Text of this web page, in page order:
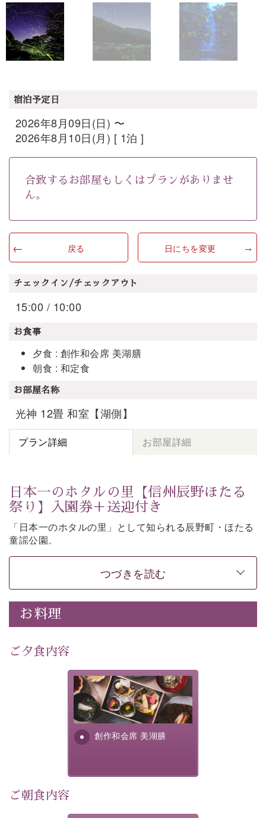
宿泊予定日
2026年8月09日(日) 〜
2026年8月10日(月) [ 1泊 ]
合致するお部屋もしくはプランがありませ
ん。
戻る 日にちを変更
チェックイン/チェックアウト
15:00 / 10:00
お食事
夕食 : 創作和会席 美湖膳
朝食 : 和定食
お部屋名称
光神 12畳 和室【湖側】
プラン詳細 お部屋詳細
日本一のホタルの里【信州辰野ほたる
祭り】入園券＋送迎付き
「日本一のホタルの里」として知られる辰野町・ほたる
童謡公園。
そこで開催される【信州辰野ほたる祭り】への送迎と入
園券がついた期間限定プランをご用意いたしました。
ホタルが織りなす幻想的な光景。昨年は多い日で1日
4,000匹以上のホタルが観測されました。（出典・画
：辰野町）
自然豊かな信州ならではの風情をご体験ください。
宿泊期間:2026年6月13日～21日
【スケジュール】
17：30 ご夕食
19：10 お隣の「ホテル紅や」ロビー集合
19：20 出発（近隣旅館2か所を経由します）
20：00 ほたる童謡公園到着（60分間の自由時間）
21：45 「ホテル紅や」到着
【ご予約前にご確認ください】
※本プランはバスの定員に限りがあるため、先着順での
つづきを読む
お料理
ご夕食内容
創作和会席 美湖膳
美湖膳とは諏訪の地で特別を
提供する為に料理長・神原 裕
明が考え出した創作和会席で
す。美しい諏訪湖の幸...
ご朝食内容